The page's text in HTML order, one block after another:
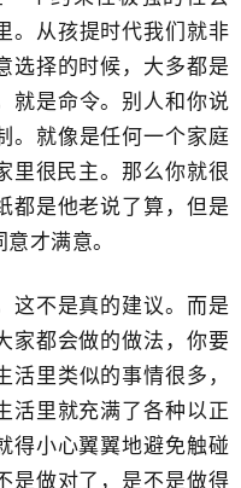
。从孩提时代我们就非
选择的时候，大多都是
就是命令。别人和你说
。就像是任何一个家庭
里很民主。​那么你就很
都是他老说了算，但是
才满意。
这不是真的建议。而是
家都会做的做法，你要
里类似的事情很多，
活里就充满了各种以正
得小心翼翼地避免触碰
是做对了，是不是做得